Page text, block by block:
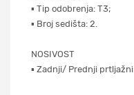
▪ Tip odobrenja: T3;
▪ Broj sedišta: 2.
NOSIVOST
▪ Zadnji/ Prednji